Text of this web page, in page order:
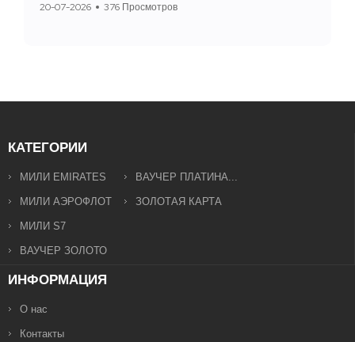
20-07-2026 376 Просмотров
КАТЕГОРИИ
МИЛИ EMIRATES
МИЛИ АЭРОФЛОТ
МИЛИ S7
ВАУЧЕР ЗОЛОТО
ВАУЧЕР ПЛАТИНА...
ЗОЛОТАЯ КАРТА
ИНФОРМАЦИЯ
О нас
Контакты